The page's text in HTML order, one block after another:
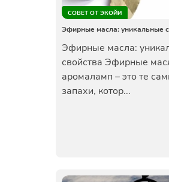
СОВЕТ ОТ ЭКОЙИ
Эфирные масла: уникальные
Эфирные масла:
свойства Эфирные
аромаламп – это те
запахи, котор...